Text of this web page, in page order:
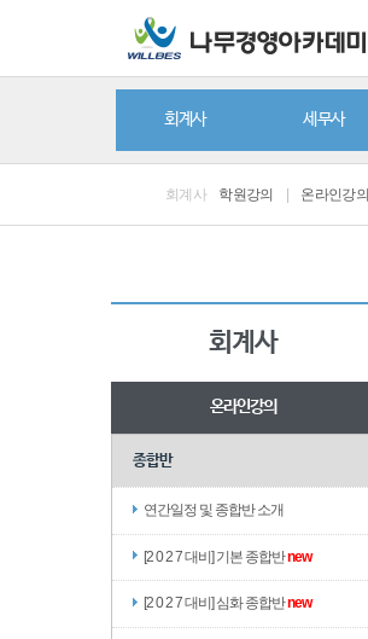
회계사 세무사
회계사 학원강의 온라인강의
회계사
온라인강의
종합반
연간일정 및 종합반 소개
[2 0 2 7 대비] 기본 종합반new
[2 0 2 7 대비] 심화 종합반new